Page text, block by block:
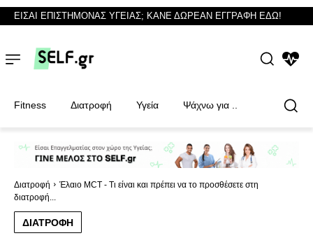
Φυσικοθεραπευτές
Φυσικοθεραπευτές
ΕΙΣΑΙ ΕΠΙΣΤΗΜΟΝΑΣ ΥΓΕΙΑΣ; ΚΑΝΕ ΔΩΡΕΑΝ ΕΓΓΡΑΦΗ ΕΔΩ!
Fitness Διατροφή Υγεία Ψάχνω για ..
Διατροφή
Έλαιο MCT - Τι είναι και πρέπει να το προσθέσετε στη
διατροφή...
ΔΙΑΤΡΟΦΉ